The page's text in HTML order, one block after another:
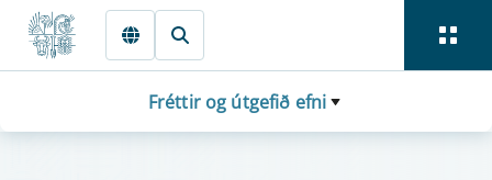
Fara beint í Meginmál
Fréttir og útgefið efni